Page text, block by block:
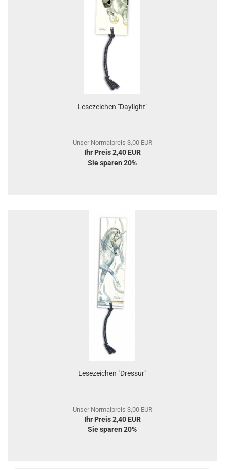
Lesezeichen "Daylight"
Unser Normalpreis 3,00 EUR
Ihr Preis 2,40 EUR
Sie sparen 20%
Lesezeichen "Dressur"
Unser Normalpreis 3,00 EUR
Ihr Preis 2,40 EUR
Sie sparen 20%